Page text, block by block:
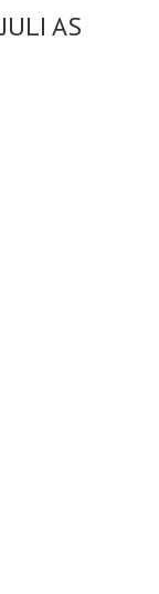
JULI AS